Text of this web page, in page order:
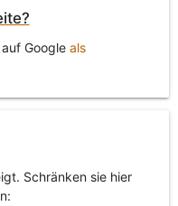
Google als
Schränken sie hier